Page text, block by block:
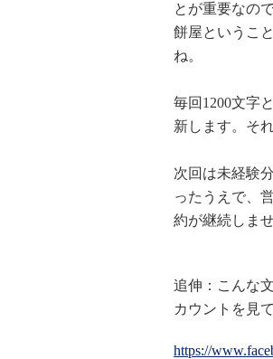
とが重要なの
餅屋というこ
ね。
毎回1200文字
新します。そ
次回は未経験
ったうえで、
約が継続しませ
追伸：こんな
カウントを見
https://